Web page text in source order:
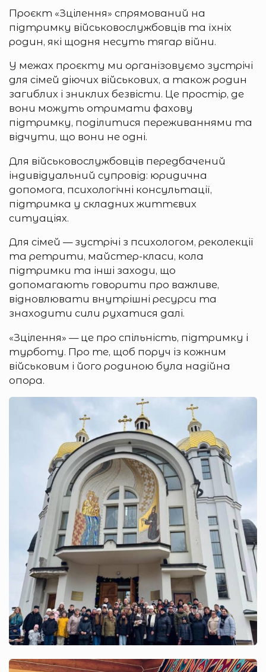
Проєкт «Зцілення» спрямований на
підтримку військовослужбовців та їхніх
родин, які щодня несуть тягар війни.
У межах проєкту ми організовуємо зустрічі
для сімей діючих військових, а також родин
загиблих і зниклих безвісти. Це простір, де
вони можуть отримати фахову
підтримку, поділитися переживаннями та
відчути, що вони не одні.
Для військовослужбовців передбачений
індивідуальний супровід: юридична
допомога, психологічні консультації,
підтримка у складних життєвих
ситуаціях.
Для сімей — зустрічі з психологом, реколекції
та ретрити, майстер-класи, кола
підтримки та інші заходи, що
допомагають говорити про важливе,
відновлювати внутрішні ресурси та
знаходити сили рухатися далі.
«Зцілення» — це про спільність, підтримку і
турботу. Про те, щоб поруч із кожним
військовим і його родиною була надійна
опора.